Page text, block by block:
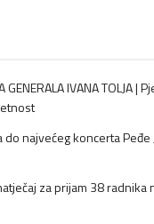
GENERALA IVANA TOLJA
do najvećeg koncerta
za prijam 38